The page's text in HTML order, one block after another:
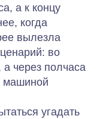
а к концу
когда
вылезла
во
а через полчаса
машиной
угадать